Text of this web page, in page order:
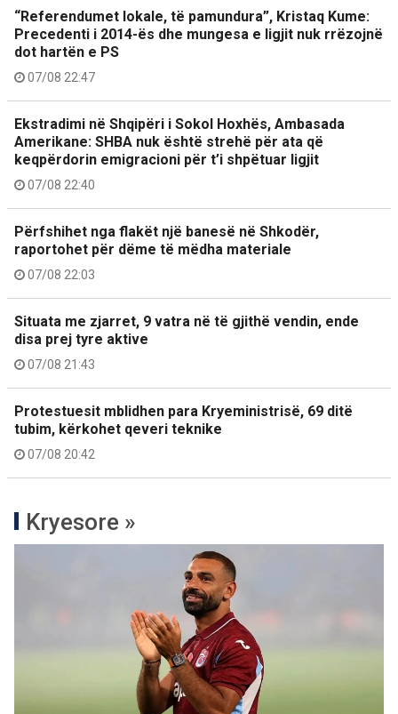
“Referendumet lokale, të pamundura”, Kristaq Kume:
Precedenti i 2014-ës dhe mungesa e ligjit nuk rrëzojnë
dot hartën e PS
07/08 22:47
Ekstradimi në Shqipëri i Sokol Hoxhës, Ambasada
Amerikane: SHBA nuk është strehë për ata që
keqpërdorin emigracioni për t’i shpëtuar ligjit
07/08 22:40
Përfshihet nga flakët një banesë në Shkodër,
raportohet për dëme të mëdha materiale
07/08 22:03
Situata me zjarret, 9 vatra në të gjithë vendin, ende
disa prej tyre aktive
07/08 21:43
Protestuesit mblidhen para Kryeministrisë, 69 ditë
tubim, kërkohet qeveri teknike
07/08 20:42
Kryesore »